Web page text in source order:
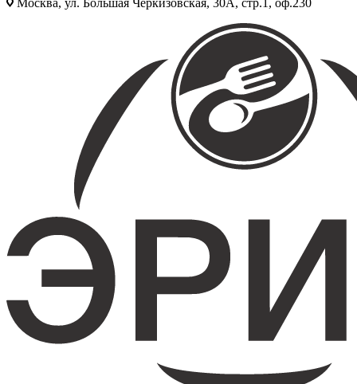
Москва, ул. Большая Черкизовская, 30А, стр.1, оф.230